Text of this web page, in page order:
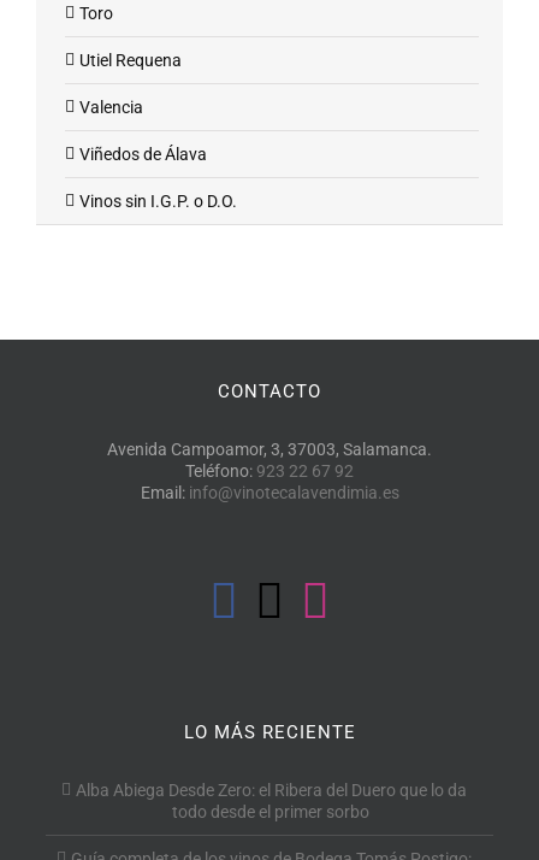
Toro
Utiel Requena
Valencia
Viñedos de Álava
Vinos sin I.G.P. o D.O.
CONTACTO
Avenida Campoamor, 3, 37003, Salamanca.
Teléfono: 923 22 67 92
Email: info@vinotecalavendimia.es
LO MÁS RECIENTE
Alba Abiega Desde Zero: el Ribera del Duero que lo da
todo desde el primer sorbo